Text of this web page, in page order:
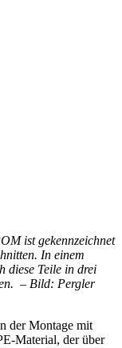
ist gekennzeichnet
In einem
diese Teile in drei
– Bild: Pergler
der Montage mit
Material, der über